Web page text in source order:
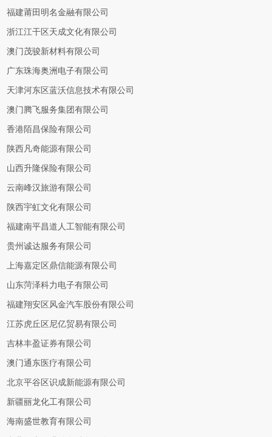
福建莆田明名金融有限公司
浙江江干区天成文化有限公司
澳门茂骏新材料有限公司
广东珠海奥洲电子有限公司
天津河东区蓝沃信息技术有限公司
澳门腾飞服务集团有限公司
香港陌昌保险有限公司
陕西凡奇能源有限公司
山西升隆保险有限公司
云南峰汉旅游有限公司
陕西宇虹文化有限公司
福建南平昌道人工智能有限公司
贵州诚达服务有限公司
上海嘉定区鼎信能源有限公司
山东菏泽科力电子有限公司
福建翔安区风金汽车股份有限公司
江苏虎丘区尼亿贸易有限公司
吉林丰盈证券有限公司
澳门通东医疗有限公司
北京平谷区识成新能源有限公司
新疆丽龙化工有限公司
海南盛世教育有限公司